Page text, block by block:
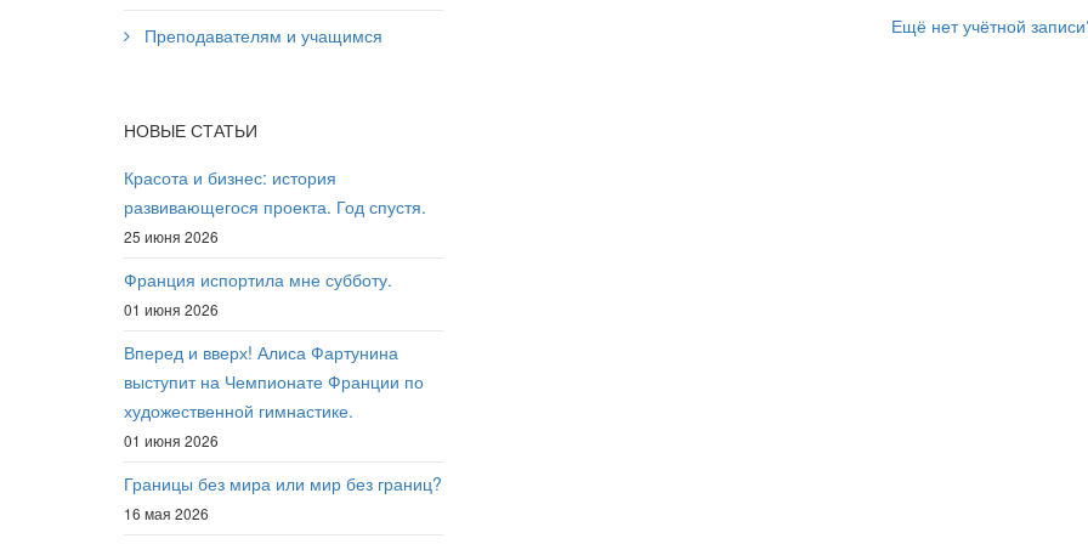
Преподавателям и учащимся
НОВЫЕ СТАТЬИ
Красота и бизнес: история
развивающегося проекта. Год спустя.
25 июня 2026
Франция испортила мне субботу.
01 июня 2026
Вперед и вверх! Алиса Фартунина
выступит на Чемпионате Франции по
художественной гимнастике.
01 июня 2026
Границы без мира или мир без границ?
16 мая 2026
Ещё нет учётной